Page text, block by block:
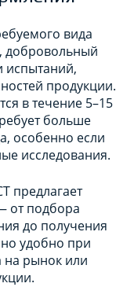
вида
добровольный
испытаний,
продукции.
в течение 5–15
больше
особенно если
исследования.
предлагает
от подбора
до получения
удобно при
на рынок или